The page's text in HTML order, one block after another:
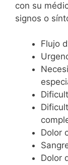
con su
signos o
Flujo
Dolor
Dolor